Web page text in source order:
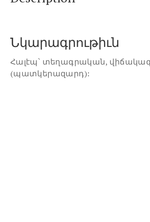
Նկարագրութիւն
Հալէպ՝ տեղագրական,
(պատկերազարդ):